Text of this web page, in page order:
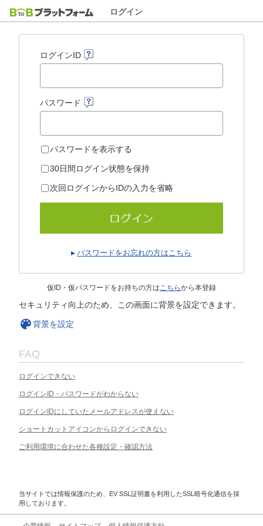
ログイン
ログインID
パスワード
パスワードを表示する
30日間ログイン状態を保持
次回ログインからIDの入力を省略
パスワードをお忘れの方はこちら
仮ID・仮パスワードをお持ちの方はこちらから本登録
セキュリティ向上のため、この画面に背景を設定できます。
背景を設定
FAQ
ログインできない
ログインID・パスワードがわからない
ログインIDにしていたメールアドレスが使えない
ショートカットアイコンからログインできない
ご利用環境に合わせた各種設定・確認方法
当サイトでは情報保護のため、EV SSL証明書を利用したSSL暗号化通信を採
用しております。